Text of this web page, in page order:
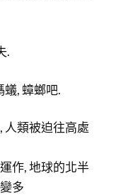
.
蟻, 蟑螂吧.
人類被迫往高處
作, 地球的北半
多